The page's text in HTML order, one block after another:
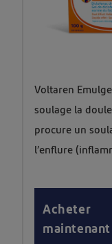
Voltaren
soulage la
procure un
l’enflure
Acheter
maintenant